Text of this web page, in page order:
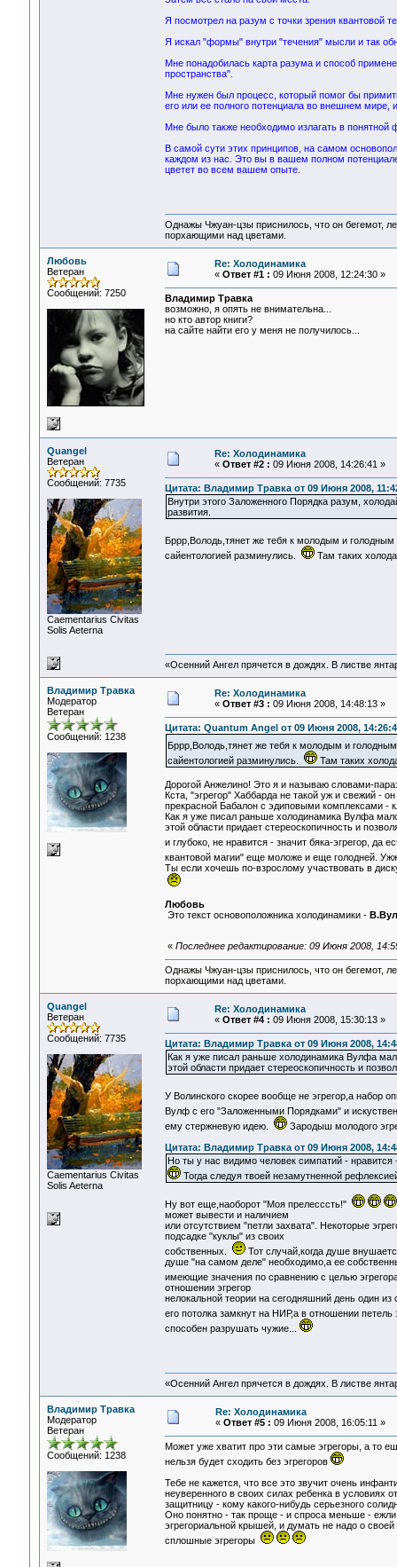
Я посмотрел на разум с точки зрения квантовой
Я искал "формы" внутри "течения" мысли и так
Мне понадобилась карта разума и способ
пространства".
Мне нужен был процесс, который помог бы
его или ее полного потенциала во внешнем мире,
Мне было также необходимо излагать в понятной
В самой сути этих принципов, на самом
каждом из нас. Это вы в вашем полном
цветет во всем вашем опыте.
Однажы Чжуан-цзы приснилось, что он бегемот,
порхающими над цветами.
Любовь
Ветеран
Сообщений: 7250
Re: Холодинамика
« Ответ #1 : 09 Июня 2008, 12:24:30 »
Владимир Травка
возможно, я опять не внимательна...
но кто автор книги?
на сайте найти его у меня не получилось...
Quangel
Ветеран
Сообщений: 7735
Сaementarius Civitas
Solis Aeterna
Re: Холодинамика
« Ответ #2 : 09 Июня 2008, 14:26:41 »
Цитата: Владимир Травка от 09 Июня 2008,
Внутри этого Заложенного Порядка разум,
развития.
Бррр,Володь,тянет же тебя к молодым и голодным
сайентологией разминулись.
Там таких
«Осенний Ангел прячется в дождях. В листве
Владимир Травка
Модератор
Ветеран
Сообщений: 1238
Re: Холодинамика
« Ответ #3 : 09 Июня 2008, 14:48:13 »
Цитата: Quantum Angel от 09 Июня 2008,
Бррр,Володь,тянет же тебя к молодым и
сайентологией разминулись.
Там таких
Дорогой Анжелино! Это я и называю словами-
Кста, "эгрегор" Хаббарда не такой уж и свежий -
прекрасной Бабалон с эдиповыми комплексами -
Как я уже писал раньше холодинамика Вулфа
этой области придает стереоскопичность и
и глубоко, не нравится - значит бяка-эгрегор, да
квантовой магии" еще моложе и еще голодней.
Ты если хочешь по-взрослому участвовать в
Любовь
Это текст основоположника холодинамики -
« Последнее редактирование: 09 Июня 2008,
Однажы Чжуан-цзы приснилось, что он бегемот,
порхающими над цветами.
Quangel
Ветеран
Сообщений: 7735
Сaementarius Civitas
Solis Aeterna
Re: Холодинамика
« Ответ #4 : 09 Июня 2008, 15:30:13 »
Цитата: Владимир Травка от 09 Июня 2008,
Как я уже писал раньше холодинамика Вулфа
этой области придает стереоскопичность и
У Волинского скорее вообще не эгрегор,а набор
Вулф с его "Заложенными Порядками" и
ему стержневую идею.
Зародыш молодого
Цитата: Владимир Травка от 09 Июня 2008,
Но ты у нас видимо человек симпатий - нравится
Тогда следуя твоей незамутненной
Ну вот еще,наоборот "Моя прелесссть!"
может вывести и наличием
или отсутствием "петли захвата". Некоторые
подсадке "куклы" из своих
собственных.
Тот случай,когда душе
душе "на самом деле" необходимо,а ее
имеющие значения по сравнению с целью
отношении эгрегор
нелокальной теории на сегодняшний день один
его потолка замкнут на НИР,а в отношении
способен разрушать чужие...
«Осенний Ангел прячется в дождях. В листве
Владимир Травка
Модератор
Ветеран
Сообщений: 1238
Re: Холодинамика
« Ответ #5 : 09 Июня 2008, 16:05:11 »
Может уже хватит про эти самые эгрегоры, а то
нельзя будет сходить без эгрегоров
Тебе не кажется, что все это звучит очень
неуверенного в своих силах ребенка в условиях
защитницу - кому какого-нибудь серьезного
Оно понятно - так проще - и спроса меньше - ежли
эгрегориальной крышей, и думать не надо о
сплошные эгрегоры